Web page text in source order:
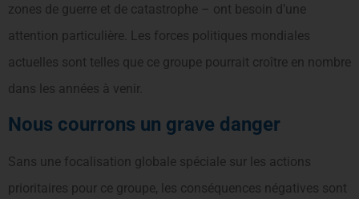
zones de guerre et de catastrophe – ont besoin d’une
attention particulière. Les forces politiques mondiales
actuelles sont telles que ce groupe pourrait croître en nombre
dans les années à venir.
Nous courrons un grave danger
Sans une focalisation globale spéciale sur les actions
prioritaires pour ce groupe, les conséquences négatives sont